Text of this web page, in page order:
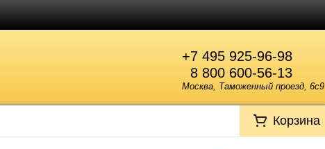
+7 495 925-96-98
8 800 600-56-13
Москва, Таможенный проезд, 6с9
Корзина